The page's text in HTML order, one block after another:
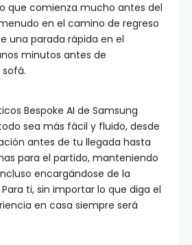
que comienza mucho antes del
en el camino de regreso
una parada rápida en el
minutos antes de
Bespoke AI de Samsung
sea más fácil y fluido, desde
antes de tu llegada hasta
para el partido, manteniendo
encargándose de la
ti, sin importar lo que diga el
en casa siempre será